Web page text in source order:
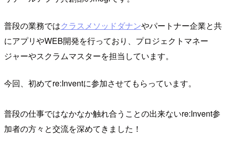
普段の業務ではクラスメソッドダナンやパートナー企業と共
にアプリやWEB開発を行っており、プロジェクトマネー
ジャーやスクラムマスターを担当しています。
今回、初めてre:Inventに参加させてもらっています。
普段の仕事ではなかなか触れ合うことの出来ないre:Invent参
加者の方々と交流を深めてきました！